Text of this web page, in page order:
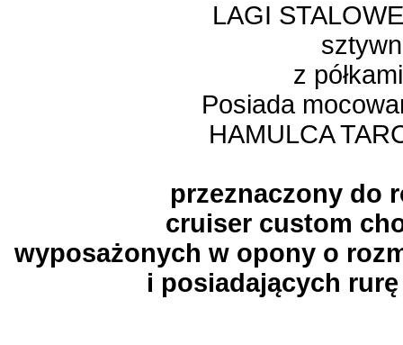
LAGI
z
Posiada
HAMULCA
przeznaczony do
cruiser custom
wyposażonych w opony o
i posiadających